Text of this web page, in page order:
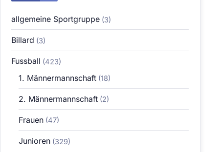
allgemeine Sportgruppe (3)
Billard (3)
Fussball (423)
1. Männermannschaft(18)
2. Männermannschaft(2)
Frauen(47)
Junioren(329)